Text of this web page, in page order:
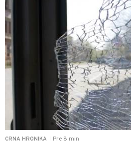
CRNA HRONIKA Pre 8 min